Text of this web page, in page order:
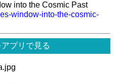
into the Cosmic Past
window-into-the-cosmic-
アプリで見る